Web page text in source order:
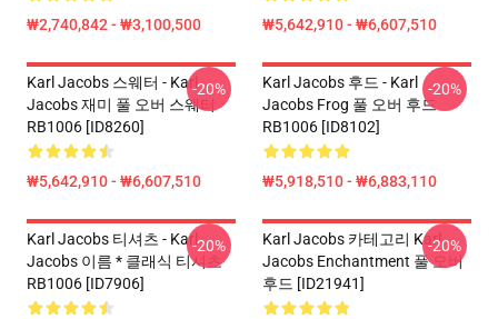
₩2,740,842 - ₩3,100,500 ₩5,642,910 - ₩6,607,510
Karl Jacobs 스웨터 - Karl
Jacobs 재미 풀 오버 스웨터
RB1006 [ID8260]
₩5,642,910 - ₩6,607,510
-20%
Karl Jacobs 후드 - Karl
Jacobs Frog 풀 오버 후드
RB1006 [ID8102]
₩5,918,510 - ₩6,883,110
-20%
Karl Jacobs 티셔츠 - Karl
Jacobs 이름 * 클래식 티셔츠
RB1006 [ID7906]
-20%
Karl Jacobs 카테고리 Karl
Jacobs Enchantment 풀 오버
후드 [ID21941]
-20%